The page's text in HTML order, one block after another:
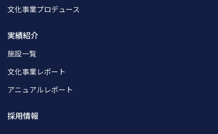
文化事業プロデュース
実績紹介
施設一覧
文化事業レポート
アニュアルレポート
採用情報